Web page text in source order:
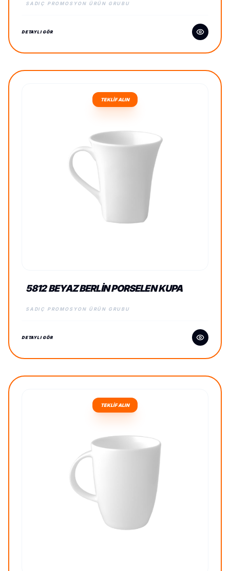
SADIÇ PROMOSYON ÜRÜN GRUBU
DETAYLI GÖR
TEKLİF ALIN
5812 BEYAZ BERLIN PORSELEN KUPA
SADIÇ PROMOSYON ÜRÜN GRUBU
DETAYLI GÖR
TEKLİF ALIN